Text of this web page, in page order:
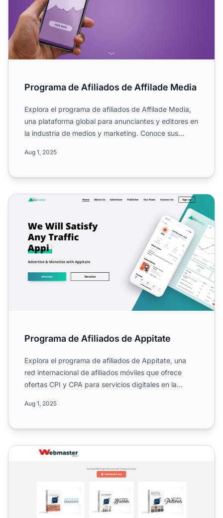
Programa de Afiliados de Affilade Media
Explora el programa de afiliados de Affilade Media,
una plataforma global para anunciantes y editores en
la industria de medios y marketing. Conoce sus
Aug 1, 2025
Programa de Afiliados de Appitate
Programa de Afiliados de Appitate
Explora el programa de afiliados de Appitate, una
red internacional de afiliados móviles que ofrece
ofertas CPI y CPA para servicios digitales en la
Aug 1, 2025
Programa de Afiliados Afftd